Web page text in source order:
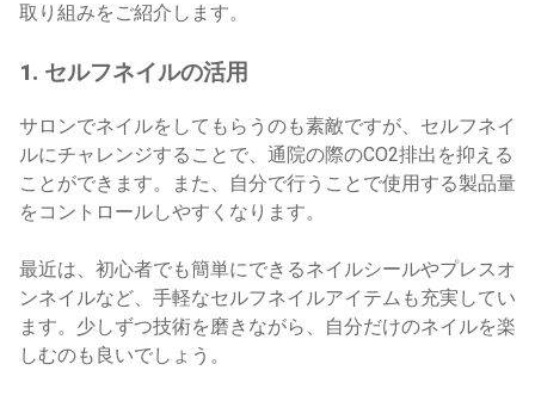
取り組みをご紹介します。
1. セルフネイルの活用
サロンでネイルをしてもらうのも素敵ですが、セルフネイ
ルにチャレンジすることで、通院の際のCO2排出を抑える
ことができます。また、自分で行うことで使用する製品量
をコントロールしやすくなります。
最近は、初心者でも簡単にできるネイルシールやプレスオ
ンネイルなど、手軽なセルフネイルアイテムも充実してい
ます。少しずつ技術を磨きながら、自分だけのネイルを楽
しむのも良いでしょう。